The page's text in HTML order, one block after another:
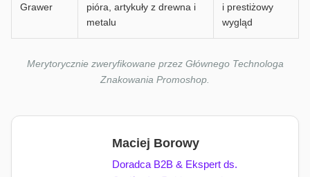
Grawer
pióra, artykuły z drewna i
metalu
i prestiżowy
wygląd
Merytorycznie zweryfikowane przez Głównego Technologa
Znakowania Promoshop.
Maciej Borowy
Doradca B2B & Ekspert ds.